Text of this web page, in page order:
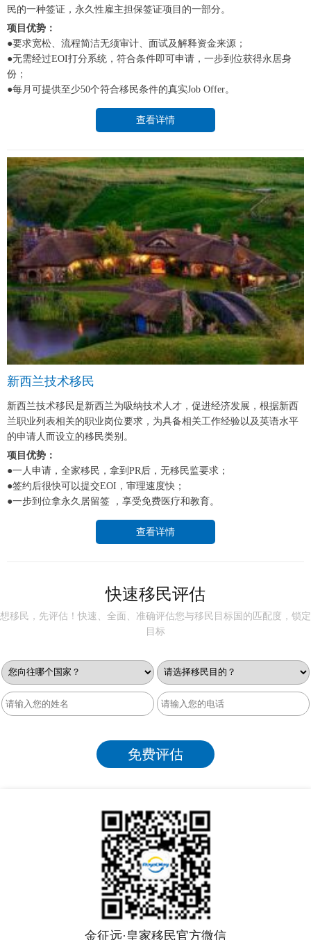
民的一种签证，永久性雇主担保签证项目的一部分。
项目优势：
●要求宽松、流程简洁无须审计、面试及解释资金来源；
●无需经过EOI打分系统，符合条件即可申请，一步到位获得永居身
份；
●每月可提供至少50个符合移民条件的真实Job Offer。
查看详情
新西兰技术移民
新西兰技术移民是新西兰为吸纳技术人才，促进经济发展，根据新西
兰职业列表相关的职业岗位要求，为具备相关工作经验以及英语水平
的申请人而设立的移民类别。
项目优势：
●一人申请，全家移民，拿到PR后，无移民监要求；
●签约后很快可以提交EOI，审理速度快；
●一步到位拿永久居留签 ，享受免费医疗和教育。
查看详情
快速移民评估
想移民，先评估！快速、全面、准确评估您与移民目标国的匹配度，锁定
目标
金征远·皇家移民官方微信